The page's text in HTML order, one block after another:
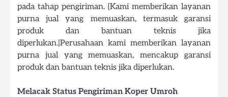
pada tahap pengiriman. {Kami memberikan layanan
purna jual yang memuaskan, termasuk garansi
produk dan bantuan teknis jika
diperlukan.|Perusahaan kami memberikan layanan
purna jual yang memuaskan, mencakup garansi
produk dan bantuan teknis jika diperlukan.
Melacak Status Pengiriman Koper Umroh